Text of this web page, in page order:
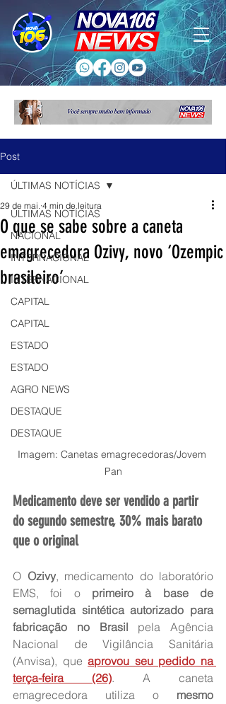
Post
ÚLTIMAS NOTÍCIAS
NACIONAL
INTERNACIONAL
INTERNACIONAL
CAPITAL
CAPITAL
ESTADO
ESTADO
AGRO NEWS
DESTAQUE
DESTAQUE
ÚLTIMAS NOTÍCIAS
O que se sabe sobre a caneta
emagrecedora Ozivy, novo ‘Ozempic
brasileiro’
29 de mai. 4 min de leitura
Imagem: Canetas emagrecedoras/Jovem
Pan
Medicamento deve ser vendido a partir
do segundo semestre, 30% mais barato
que o original
O Ozivy, medicamento do laboratório
EMS, foi o primeiro à base de
semaglutida sintética autorizado para
fabricação no Brasil pela Agência
Nacional de Vigilância Sanitária
(Anvisa), que aprovou seu pedido na
terça-feira (26). A caneta
emagrecedora utiliza o mesmo